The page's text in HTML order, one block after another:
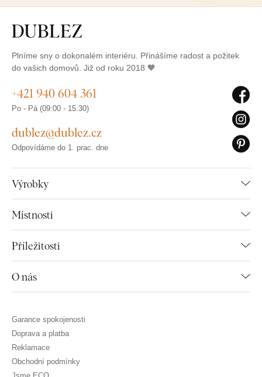
Plníme sny o dokonalém interiéru. Přinášíme radost a požitek
do vašich domovů. Již od roku 2018 🧡
Výrobky
Místnosti
Příležitosti
O nás
+421 940 604 361
Po - Pá (09:00 - 15:30)
dublez@dublez.cz
Odpovídáme do 1. prac. dne
Garance spokojenosti
Doprava a platba
Reklamace
Obchodní podmínky